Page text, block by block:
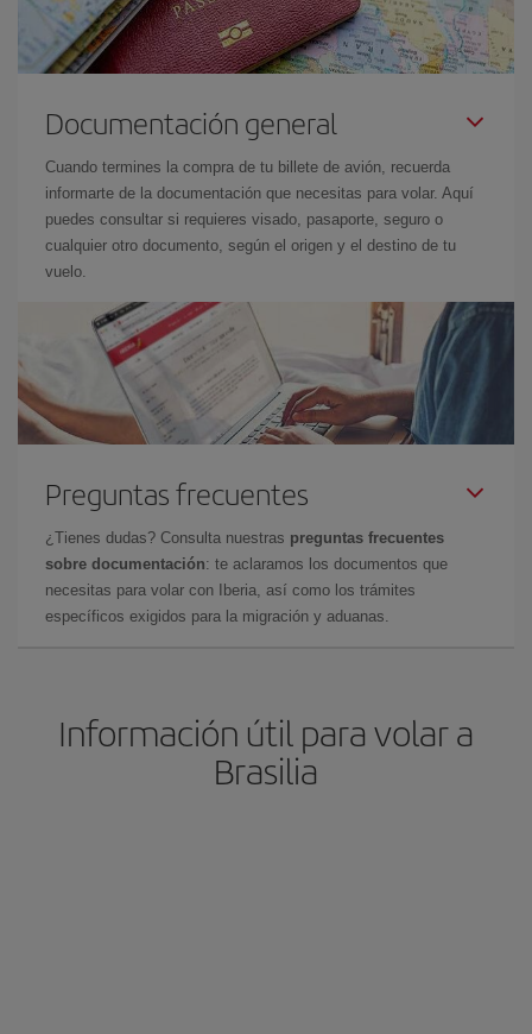
Documentación general
Cuando termines la compra de tu billete de avión, recuerda
informarte de la documentación que necesitas para volar. Aquí
puedes consultar si requieres visado, pasaporte, seguro o
cualquier otro documento, según el origen y el destino de tu
vuelo.
Preguntas frecuentes
¿Tienes dudas? Consulta nuestras preguntas frecuentes
sobre documentación: te aclaramos los documentos que
necesitas para volar con Iberia, así como los trámites
específicos exigidos para la migración y aduanas.
Información útil para volar a
Brasilia